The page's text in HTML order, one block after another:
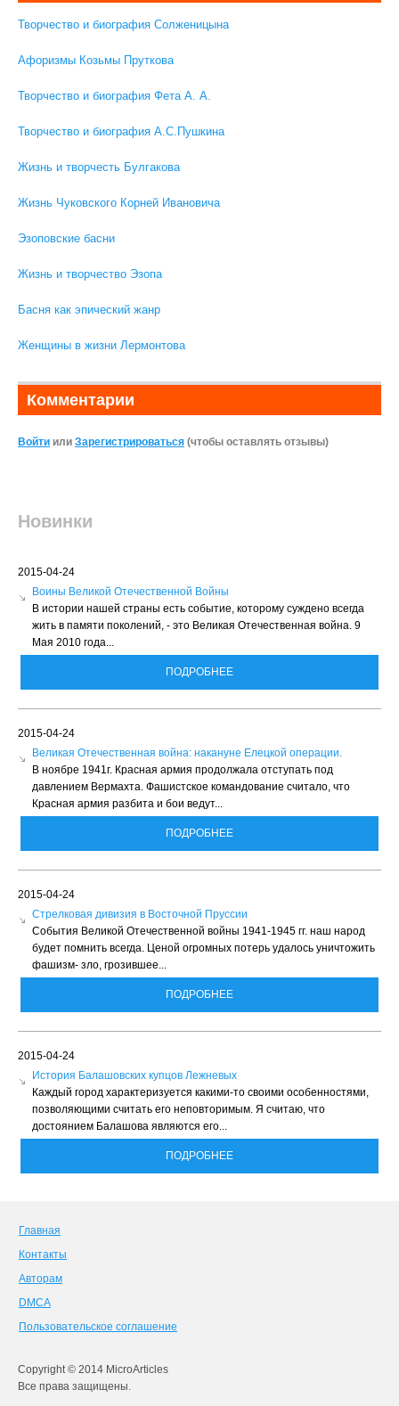
Творчество и биография Солженицына
Афоризмы Козьмы Пруткова
Творчество и биография Фета А. А.
Творчество и биография А.С.Пушкина
Жизнь и творчесть Булгакова
Жизнь Чуковского Корней Ивановича
Эзоповские басни
Жизнь и творчество Эзопа
Басня как эпический жанр
Женщины в жизни Лермонтова
Комментарии
Войти или Зарегистрироваться (чтобы оставлять отзывы)
Новинки
2015-04-24
Воины Великой Отечественной Войны
В истории нашей страны есть событие, которому суждено всегда
жить в памяти поколений, - это Великая Отечественная война. 9
Мая 2010 года...
ПОДРОБНЕЕ
2015-04-24
Великая Отечественная война: накануне Елецкой операции.
В ноябре 1941г. Красная армия продолжала отступать под
давлением Вермахта. Фашистское командование считало, что
Красная армия разбита и бои ведут...
ПОДРОБНЕЕ
2015-04-24
Стрелковая дивизия в Восточной Пруссии
События Великой Отечественной войны 1941-1945 гг. наш народ
будет помнить всегда. Ценой огромных потерь удалось уничтожить
фашизм- зло, грозившее...
ПОДРОБНЕЕ
2015-04-24
История Балашовских купцов Лежневых
Каждый город характеризуется какими-то своими особенностями,
позволяющими считать его неповторимым. Я считаю, что
достоянием Балашова являются его...
ПОДРОБНЕЕ
Copyright © 2014 MicroArticles
Все права защищены.
Главная
Контакты
Авторам
DMCA
Пользовательское соглашение